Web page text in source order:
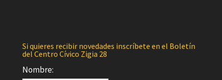
Si quieres recibir novedades inscríbete en el Boletín
del Centro Cívico Zigia 28
Nombre: